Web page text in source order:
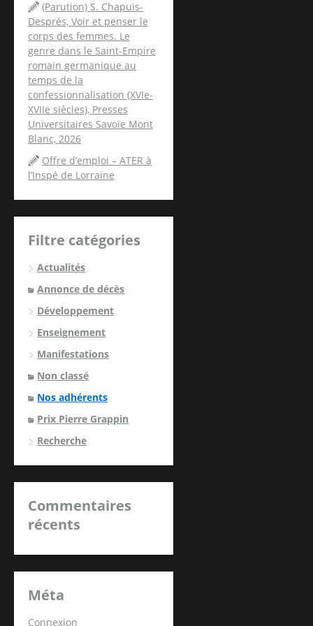
(Parution) S. Chapuis-
Després, Voir et penser le
corps des femmes. Le
genre dans le Saint-Empire
romain germanique au
temps de la
confessionnalisation (XVIe-
XVIIe siècles), Presses
Universitaires Savoie Mont
Blanc, 2026
Offre d’emploi – ATER à
l’Inspé de Lorraine
Filtre catégories
Actualités
Annonce de décès
Développement
Enseignement
Manifestations
Non classé
Nos adhérents
Prix Pierre Grappin
Recherche
Commentaires
récents
Méta
Connexion